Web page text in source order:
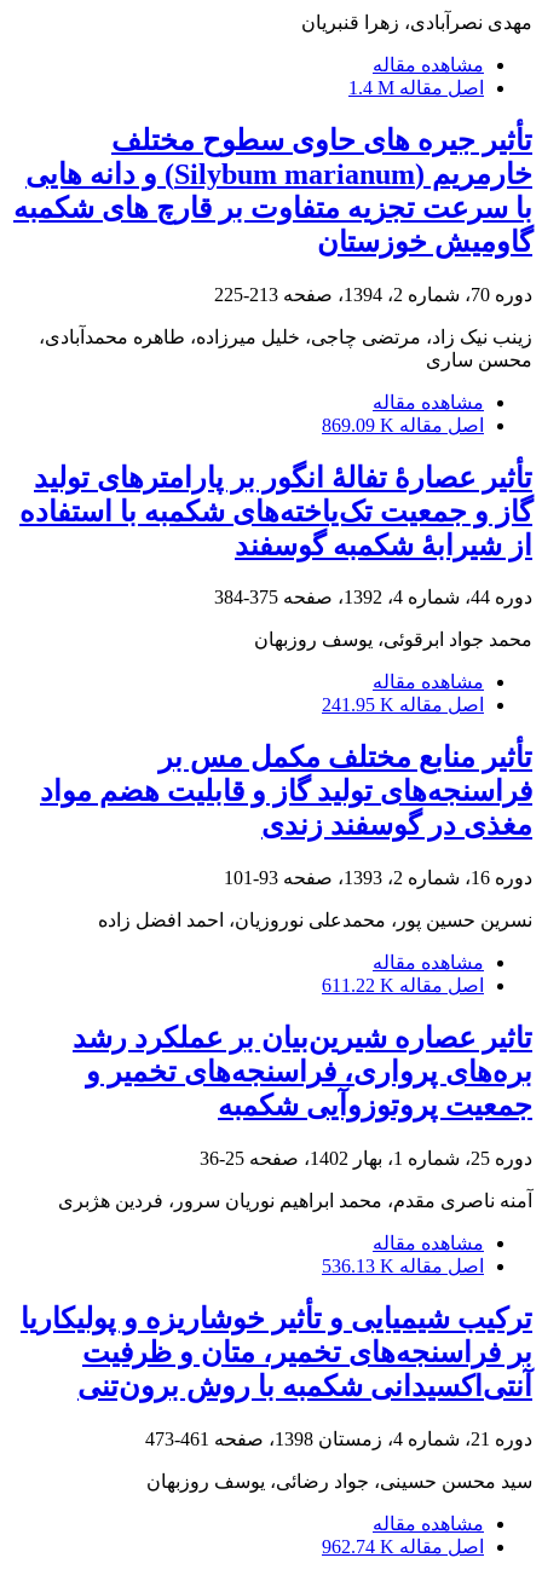
مهدی نصرآبادی، زهرا قنبریان
مشاهده مقاله
اصل مقاله 1.4 M
تأثیر جیره های حاوی سطوح مختلف
خارمریم (Silybum marianum) و دانه هایی
با سرعت تجزیه متفاوت بر قارچ های شکمبه
گاومیش خوزستان
دوره 70، شماره 2، 1394، صفحه 213-225
زینب نیک زاد، مرتضی چاجی، خلیل میرزاده، طاهره محمدآبادی،
محسن ساری
مشاهده مقاله
اصل مقاله 869.09 K
تأثیر عصارۀ تفالۀ انگور بر پارامترهای تولید
گاز و جمعیت تک‌یاخته‌های شکمبه با استفاده
از شیرابۀ شکمبه گوسفند
دوره 44، شماره 4، 1392، صفحه 375-384
محمد جواد ابرقوئی، یوسف روزبهان
مشاهده مقاله
اصل مقاله 241.95 K
تأثیر منابع مختلف مکمل مس بر
فراسنجه‌های تولید گاز و قابلیت هضم مواد
مغذی در گوسفند زندی
دوره 16، شماره 2، 1393، صفحه 93-101
نسرین حسین پور، محمدعلی نوروزیان، احمد افضل زاده
مشاهده مقاله
اصل مقاله 611.22 K
تاثیر عصاره شیرین‌بیان بر عملکرد رشد
بره‌های پرواری، فراسنجه‌های تخمیر و
جمعیت پروتوزوآیی شکمبه
دوره 25، شماره 1، بهار 1402، صفحه 25-36
آمنه ناصری مقدم، محمد ابراهیم نوریان سرور، فردین هژبری
مشاهده مقاله
اصل مقاله 536.13 K
ترکیب شیمیایی و تأثیر خوشاریزه و پولیکاریا
بر فراسنجه‌های تخمیر، متان و ظرفیت
آنتی‌اکسیدانی شکمبه با روش برون‌تنی
دوره 21، شماره 4، زمستان 1398، صفحه 461-473
سید محسن حسینی، جواد رضائی، یوسف روزبهان
مشاهده مقاله
اصل مقاله 962.74 K